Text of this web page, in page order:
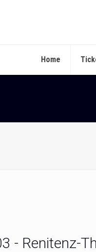
Home
- Renitenz-